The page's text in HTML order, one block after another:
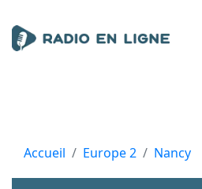
Accueil Europe 2 Nancy